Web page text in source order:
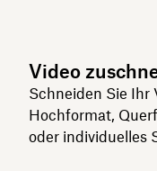
Video
Schneiden Sie Ihr
Hochformat,
oder individuelles